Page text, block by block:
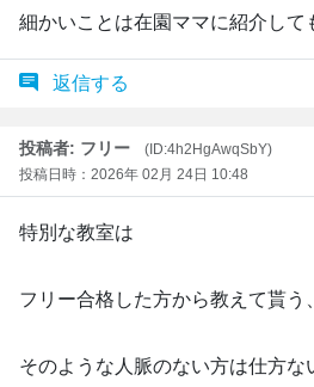
細かいことは在園ママに紹介して
返信する
投稿者: フリー
(ID:4h2HgAwqSbY)
投稿日時：2026年 02月 24日 10:48
特別な教室は
フリー合格した方から教えて貰う
そのような人脈のない方は仕方な